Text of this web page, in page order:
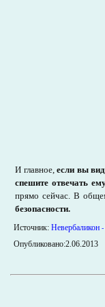
И главное,если вы
спешите отвечать
прямо сейчас. В
безопасности.
Источник: Невербаликон -
Опубликовано:2.06.2013